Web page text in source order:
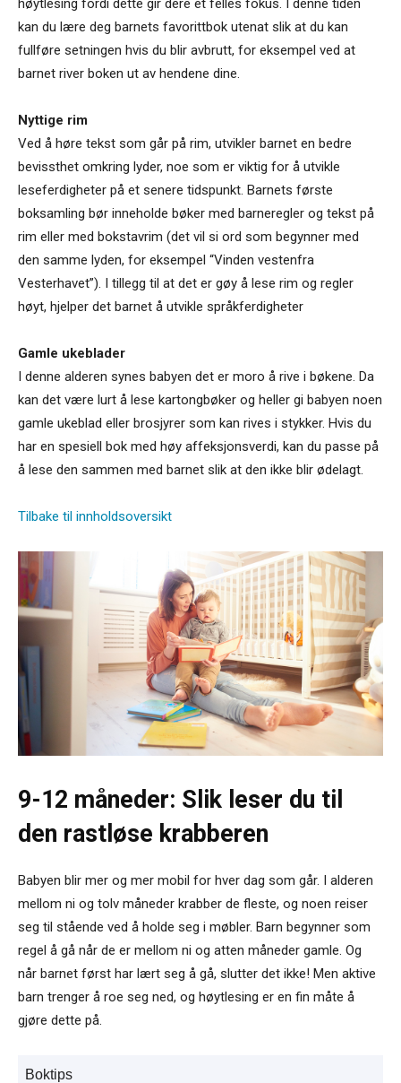
kan du lære deg barnets favorittbok utenat slik at du kan
fullføre setningen hvis du blir avbrutt, for eksempel ved at
barnet river boken ut av hendene dine.
Nyttige rim
Ved å høre tekst som går på rim, utvikler barnet en bedre
bevissthet omkring lyder, noe som er viktig for å utvikle
leseferdigheter på et senere tidspunkt. Barnets første
boksamling bør inneholde bøker med barneregler og tekst på
rim eller med bokstavrim (det vil si ord som begynner med
den samme lyden, for eksempel “Vinden vestenfra
Vesterhavet”). I tillegg til at det er gøy å lese rim og regler
høyt, hjelper det barnet å utvikle språkferdigheter
Gamle ukeblader
I denne alderen synes babyen det er moro å rive i bøkene. Da
kan det være lurt å lese kartongbøker og heller gi babyen noen
gamle ukeblad eller brosjyrer som kan rives i stykker. Hvis du
har en spesiell bok med høy affeksjonsverdi, kan du passe på
å lese den sammen med barnet slik at den ikke blir ødelagt.
Tilbake til innholdsoversikt
9-12 måneder: Slik leser du til
den rastløse krabberen
Babyen blir mer og mer mobil for hver dag som går. I alderen
mellom ni og tolv måneder krabber de fleste, og noen reiser
seg til stående ved å holde seg i møbler. Barn begynner som
regel å gå når de er mellom ni og atten måneder gamle. Og
når barnet først har lært seg å gå, slutter det ikke! Men aktive
barn trenger å roe seg ned, og høytlesing er en fin måte å
gjøre dette på.
Boktips